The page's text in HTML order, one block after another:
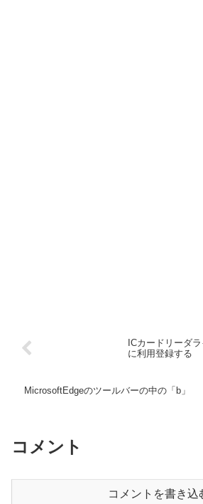
ICカードリーダ
に利用登録する
MicrosoftEdgeのツールバーの中の「b」
コメント
コメントを書き込